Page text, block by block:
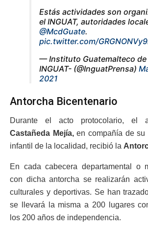
Estás actividades son
el INGUAT, autoridades
@McdGuate.
pic.twitter.com/
— Instituto Guatemalteco de
INGUAT- (@InguatPrensa)
2021
Antorcha Bicentenario
Durante el acto protocolario, el
Castañeda Mejía,en compañía de su
infantil de la localidad, recibió la
En cada cabecera departamental o
con dicha antorcha se realizarán
culturales y deportivas. Se han
se llevará la misma a 200 lugares
los 200 años de independencia.